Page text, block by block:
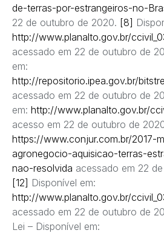
de-terras-por-estrangeiros-no-
22 de outubro de 2020. [8]
http://www.planalto.gov.br/
acessado em 22 de outubro de
em:
http://repositorio.ipea.gov.br/
acessado em 22 de outubro de
em: http://www.planalto.gov.br/
acesso em 22 de outubro de
https://www.conjur.com.br/2017-
agronegocio-aquisicao-terras-
nao-resolvida acessado em 22
[12] Disponível em:
http://www.planalto.gov.br/
acessado em 22 de outubro de
Lei – Disponível em: